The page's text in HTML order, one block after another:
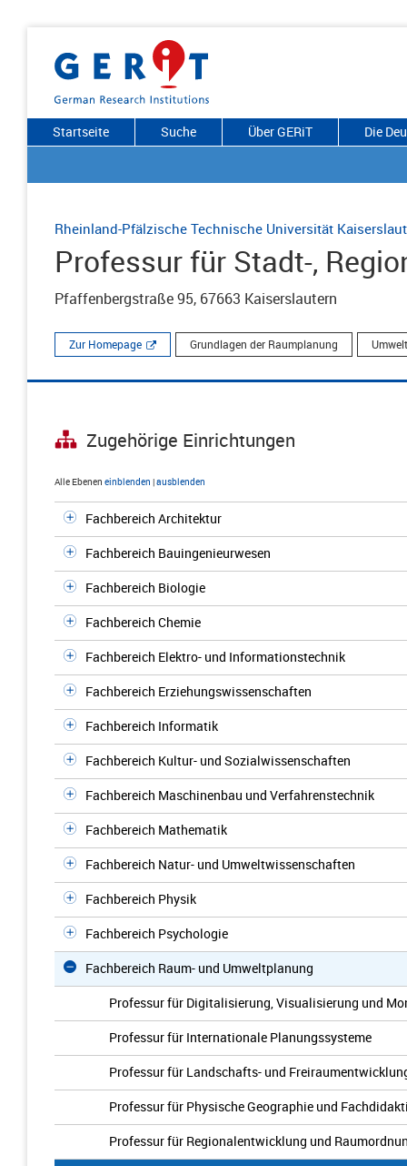
Startseite Suche Über GERiT Die
Rheinland-Pfälzische Technische Universität
Professur für Stadt-,
Pfaffenbergstraße 95, 67663 Kaiserslautern
Zur Homepage Grundlagen der Raumplanung
Zugehörige Einrichtungen
Alle Ebenen einblenden |ausblenden
Fachbereich Architektur
Fachbereich Bauingenieurwesen
Fachbereich Biologie
Fachbereich Chemie
Fachbereich Elektro- und Informationstechnik
Fachbereich Erziehungswissenschaften
Fachbereich Informatik
Fachbereich Kultur- und Sozialwissenschaften
Fachbereich Maschinenbau und Verfahrenstechnik
Fachbereich Mathematik
Fachbereich Natur- und Umweltwissenschaften
Fachbereich Physik
Fachbereich Psychologie
Fachbereich Raum- und Umweltplanung
Professur für Digitalisierung, Visualisierung und
Professur für Internationale Planungssysteme
Professur für Landschafts- und
Professur für Physische Geographie und
Professur für Regionalentwicklung und